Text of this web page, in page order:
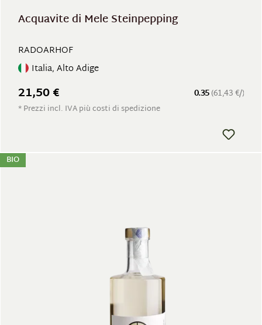
Acquavite di Mele Steinpepping
RADOARHOF
Italia, Alto Adige
0.35(61,43 €/)
21,50 €
* Prezzi incl. IVA più costi di spedizione
BIO